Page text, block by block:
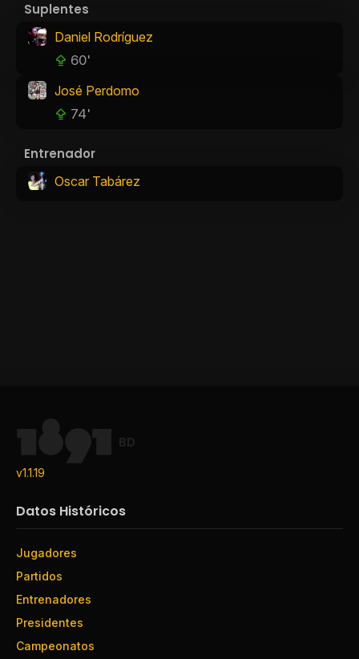
Suplentes
Daniel Rodríguez
60'
José Perdomo
74'
Entrenador
Oscar Tabárez
BD
v1.1.19
Datos Históricos
Jugadores
Partidos
Entrenadores
Presidentes
Campeonatos